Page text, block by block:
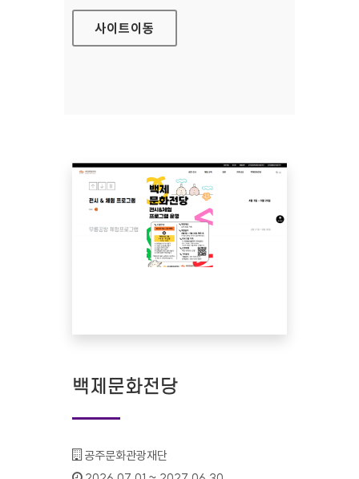
사이트이동
백제문화전당
기관명 :
공주문화관광재단